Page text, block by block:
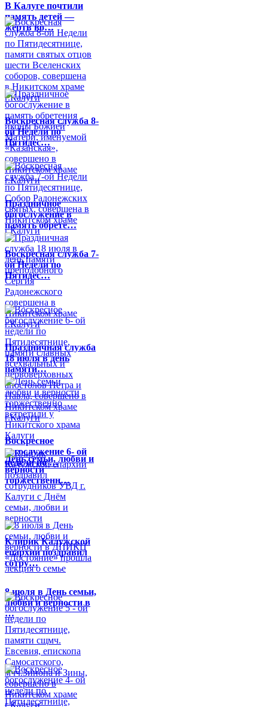
В Калуге почтили
память детей —
жертв во…
Воскресная служба 8-
ой Недели по
Пятидес…
Праздничное
богослужение в
память обрете…
Воскресная служба 7-
ой Недели по
Пятидес…
Праздничная служба
18 июля в день
памяти…
Воскресное
богослужение 6- ой
недели по …
День семьи, любви и
верности
торжественн…
Клирик Калужской
епархии поздравил
сотру…
8 июля в День семьи,
любви и верности в
…